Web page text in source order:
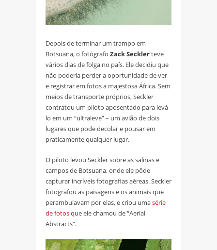
Depois de terminar um trampo em
Botsuana, o fotógrafo Zack Secklerteve
vários dias de folga no país. Ele decidiu que
não poderia perder a oportunidade de ver
e registrar em fotos a majestosa África. Sem
meios de transporte próprios, Seckler
contratou um piloto aposentado para levá-
lo em um “ultraleve” – um avião de dois
lugares que pode decolar e pousar em
praticamente qualquer lugar.
O piloto levou Seckler sobre as salinas e
campos de Botsuana, onde ele pôde
capturar incríveis fotografias aéreas.Seckler
fotografou as paisagens e os animais que
perambulavam por elas, e criou umasérie
de fotosque ele chamou de “Aerial
Abstracts”.